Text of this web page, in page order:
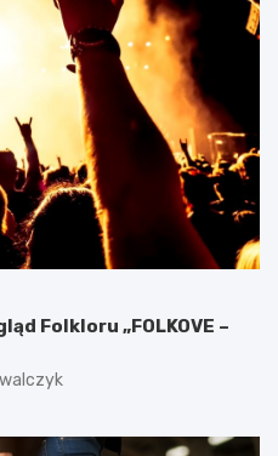
Folkloru „FOLKOVE –